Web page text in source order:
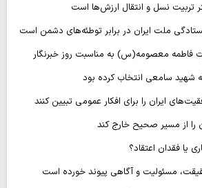
تربیت نسل و انتقال ارزش‌ها است
ملت ایران در برابر توطئه‌های دشمن است
فاطمه معصومه(س) به مناسبت روز خبرنگار
شهید سامعی انتخاب کرده بود
ایران را برای افکار عمومی تبیین کنند
را از مسیر صحیح خارج کند
یا فقدان اعتقاد؟
مسئولیت و آگاهی پیوند خورده است